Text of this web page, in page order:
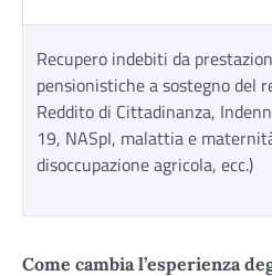
Recupero indebiti da
pensionistiche a sostegno del
Reddito di Cittadinanza,
19, NASpI, malattia e
disoccupazione agricola, ecc.)
Come cambia l’esperienza